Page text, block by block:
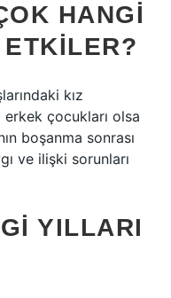
HANGI
kız
erkek çocukları olsa
boşanma sonrası
ve ilişki sorunları
YILLARI